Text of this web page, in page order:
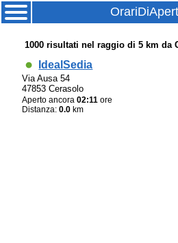
1000 risultati nel raggio di 5 km da
IdealSedia
Via Ausa 54
47853 Cerasolo
Aperto ancora02:11 ore
Distanza:0.0 km